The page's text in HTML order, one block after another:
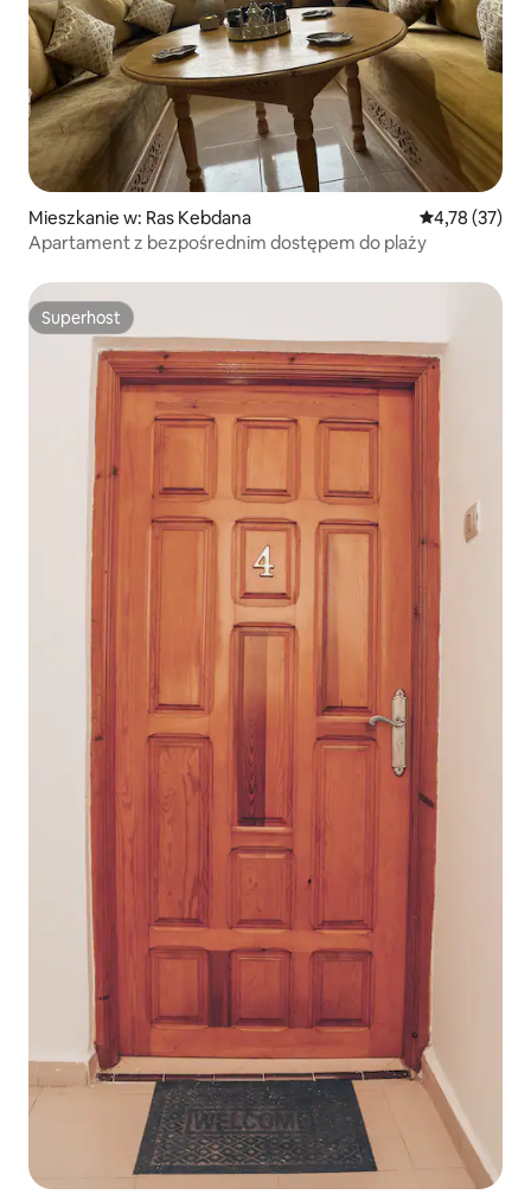
Mieszkanie w: Ras Kebdana Średnia
4,78 (37)
Apartament z bezpośrednim dostępem do plaży
Superhost
Superhost